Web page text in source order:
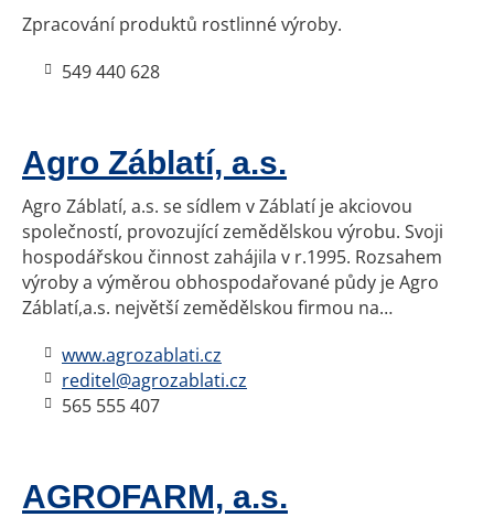
Zpracování produktů rostlinné výroby.
549 440 628
Agro Záblatí, a.s.
Agro Záblatí, a.s. se sídlem v Záblatí je akciovou
společností, provozující zemědělskou výrobu. Svoji
hospodářskou činnost zahájila v r.1995. Rozsahem
výroby a výměrou obhospodařované půdy je Agro
Záblatí,a.s. největší zemědělskou firmou na…
www.agrozablati.cz
reditel@agrozablati.cz
565 555 407
AGROFARM, a.s.